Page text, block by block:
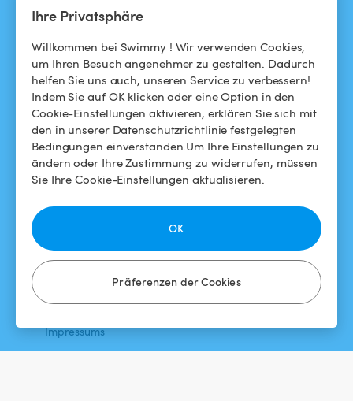
Ihre Privatsphäre
Willkommen bei Swimmy ! Wir verwenden Cookies,
um Ihren Besuch angenehmer zu gestalten. Dadurch
helfen Sie uns auch, unseren Service zu verbessern!
Indem Sie auf OK klicken oder eine Option in den
Cookie-Einstellungen aktivieren, erklären Sie sich mit
den in unserer Datenschutzrichtlinie festgelegten
Bedingungen einverstanden.Um Ihre Einstellungen zu
ändern oder Ihre Zustimmung zu widerrufen, müssen
Sie Ihre Cookie-Einstellungen aktualisieren.
Präferenzen der Cookies
OK
NEWS
Blog
Swimmy in den Medien
Das Swimmy-Abenteuer
Für Badegäste
Für Gastgeber
Meinen Pool vermieten
So funktioniert's
Allgemeine
Geschäftsbedingungen
Datenschutzbestimmungen
Impressums
Instagram